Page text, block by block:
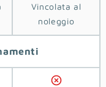
Vincolata al
noleggio